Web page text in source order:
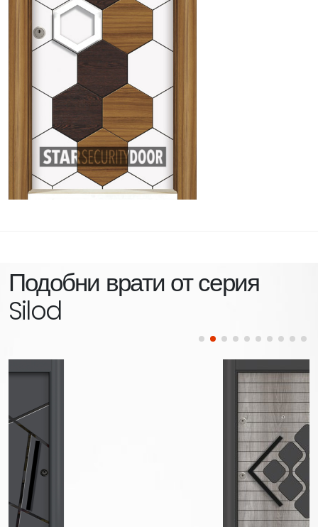
Подобни врати от серия
Silod